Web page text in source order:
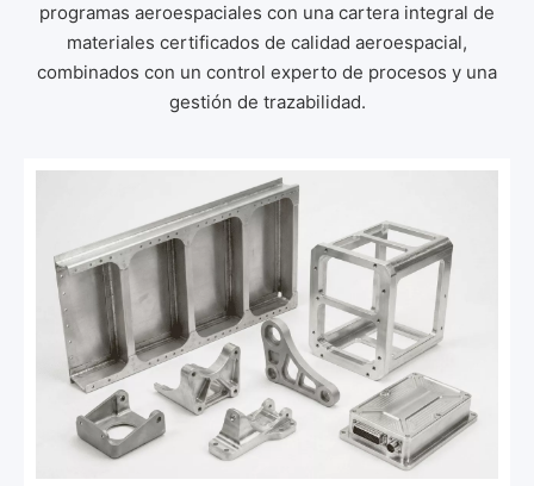
programas aeroespaciales con una cartera integral de
materiales certificados de calidad aeroespacial,
combinados con un control experto de procesos y una
gestión de trazabilidad.